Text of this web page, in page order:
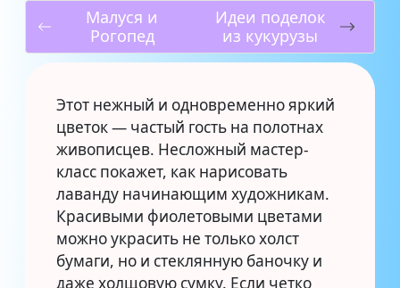
Малуся и
Рогопед
Идеи поделок
из кукурузы
Этот нежный и одновременно яркий
цветок — частый гость на полотнах
живописцев. Несложный мастер-
класс покажет, как нарисовать
лаванду начинающим художникам.
Красивыми фиолетовыми цветами
можно украсить не только холст
бумаги, но и стеклянную баночку и
даже холщовую сумку. Если четко